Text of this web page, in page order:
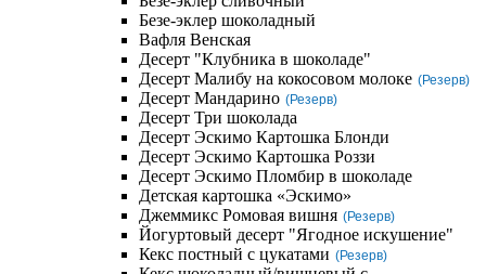
Безе-эклер шоколадный
Вафля Венская
Десерт "Клубника в шоколаде"
Десерт Малибу на кокосовом молоке (Резерв)
Десерт Мандарино (Резерв)
Десерт Три шоколада
Десерт Эскимо Картошка Блонди
Десерт Эскимо Картошка Роззи
Десерт Эскимо Пломбир в шоколаде
Детская картошка «Эскимо»
Джеммикс Ромовая вишня (Резерв)
Йогуртовый десерт "Ягодное искушение"
Кекс постный с цукатами (Резерв)